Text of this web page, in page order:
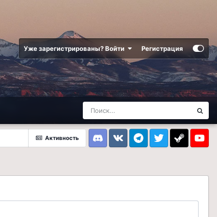
Уже зарегистрированы? Войти Регистрация
Активность
DiscordVK TelegramTwitter Steam